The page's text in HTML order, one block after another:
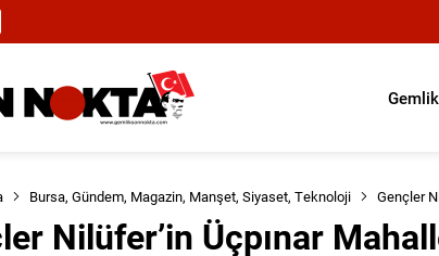
Gemlik
Bursa, Gündem, Magazin, Manşet, Siyaset, Teknoloji Gençler
Nilüfer’in Üçpınar